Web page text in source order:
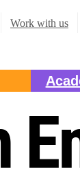
Work with us